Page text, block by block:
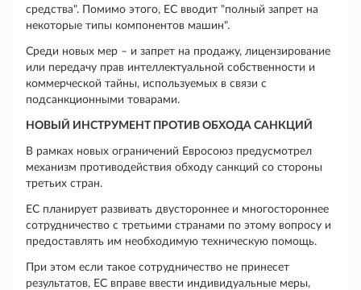
средства". Помимо этого, ЕС вводит "полный запрет на
некоторые типы компонентов машин".
Среди новых мер – и запрет на продажу, лицензирование
или передачу прав интеллектуальной собственности и
коммерческой тайны, используемых в связи с
подсанкционными товарами.
НОВЫЙ ИНСТРУМЕНТ ПРОТИВ ОБХОДА САНКЦИЙ
В рамках новых ограничений Евросоюз предусмотрел
механизм противодействия обходу санкций со стороны
третьих стран.
ЕС планирует развивать двустороннее и многостороннее
сотрудничество с третьими странами по этому вопросу и
предоставлять им необходимую техническую помощь.
При этом если такое сотрудничество не принесет
результатов, ЕС вправе ввести индивидуальные меры,